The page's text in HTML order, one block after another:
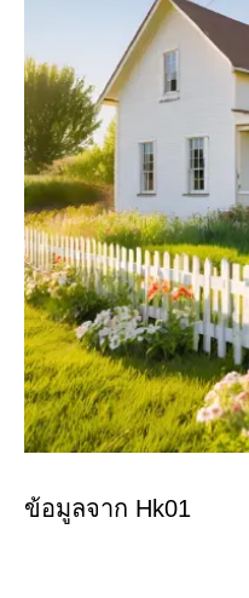
ข้อมูลจาก Hk01